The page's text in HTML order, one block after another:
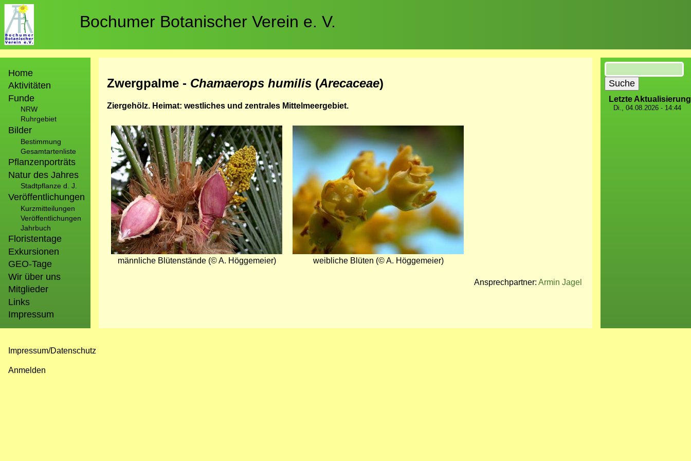
Direkt
zum
Inhalt
Bochumer Botanischer Verein e. V.
Home
Aktivitäten
Funde
NRW
Ruhrgebiet
Bilder
Bestimmung
Gesamtartenliste
Pflanzenporträts
Natur des Jahres
Stadtpflanze d. J.
Veröffentlichungen
Kurzmitteilungen
Veröffentlichungen
Jahrbuch
Floristentage
Exkursionen
GEO-Tage
Wir über uns
Mitglieder
Links
Impressum
Zwergpalme - Chamaerops humilis (Arecaceae)
Ziergehölz. Heimat: westliches und zentrales Mittelmeergebiet.
Bild
männliche Blütenstände (© A. Höggemeier)
Bild
weibliche Blüten (© A. Höggemeier)
Ansprechpartner: Armin Jagel
Suche
Letzte Aktualisierung
Di., 04.08.2026 - 14:44
Impressum/Datenschutz
Anmelden